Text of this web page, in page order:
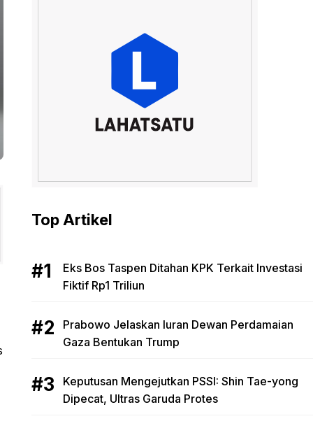
Top Artikel
Eks Bos Taspen Ditahan KPK Terkait Investasi
Fiktif Rp1 Triliun
Prabowo Jelaskan Iuran Dewan Perdamaian
Gaza Bentukan Trump
Keputusan Mengejutkan PSSI: Shin Tae-yong
Dipecat, Ultras Garuda Protes